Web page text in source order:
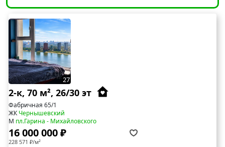
27
2-к, 70 м², 26/30 эт
Фабричная 65/1
ЖКЧернышевский
М пл.Гарина - Михайловского
16 000 000 ₽
228 571 ₽/м²